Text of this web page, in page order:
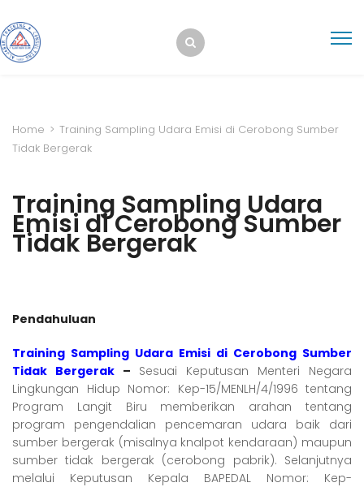
Home > Training Sampling Udara Emisi di Cerobong Sumber
Tidak Bergerak
Training Sampling Udara
Emisi di Cerobong Sumber
Tidak Bergerak
Pendahuluan
Training Sampling Udara Emisi di Cerobong Sumber
Tidak Bergerak – Sesuai Keputusan Menteri Negara
Lingkungan Hidup Nomor: Kep-15/MENLH/4/1996 tentang
Program Langit Biru memberikan arahan tentang
program pengendalian pencemaran udara baik dari
sumber bergerak (misalnya knalpot kendaraan) maupun
sumber tidak bergerak (cerobong pabrik). Selanjutnya
melalui Keputusan Kepala BAPEDAL Nomor: Kep-